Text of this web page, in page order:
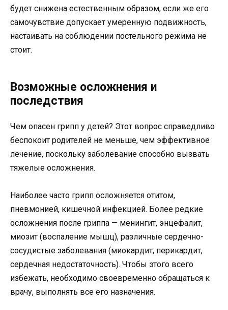
будет снижена естественным образом, если же его
самочувствие допускает умеренную подвижность,
настаивать на соблюдении постельного режима не
стоит.
Возможные осложнения и
последствия
Чем опасен грипп у детей? Этот вопрос справедливо
беспокоит родителей не меньше, чем эффективное
лечение, поскольку заболевание способно вызвать
тяжелые осложнения.
Наиболее часто грипп осложняется отитом,
пневмонией, кишечной инфекцией. Более редкие
осложнения после гриппа — менингит, энцефалит,
миозит (воспаление мышц), различные сердечно-
сосудистые заболевания (миокардит, перикардит,
сердечная недостаточность). Чтобы этого всего
избежать, необходимо своевременно обращаться к
врачу, выполнять все его назначения.